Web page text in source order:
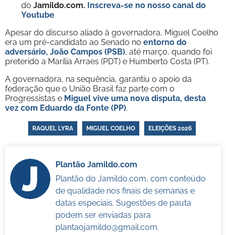
do Jamildo.com. Inscreva-se no nosso canal do
Youtube
Apesar do discurso aliado à governadora, Miguel Coelho
era um pré-candidato ao Senado no entorno do
adversário, João Campos (PSB), até março, quando foi
preterido a Marília Arraes (PDT) e Humberto Costa (PT).
A governadora, na sequência, garantiu o apoio da
federação que o União Brasil faz parte com o
Progressistas e Miguel vive uma nova disputa, desta
vez com Eduardo da Fonte (PP).
RAQUEL LYRA MIGUEL COELHO ELEIÇÕES 2026
Plantão Jamildo.com
Plantão do Jamildo.com, com conteúdo
de qualidade nos finais de semanas e
datas especiais. Sugestões de pauta
podem ser enviadas para
plantaojamildo@gmail.com.